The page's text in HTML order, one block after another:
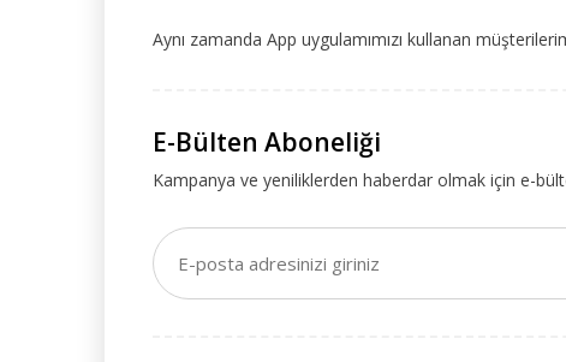
Aynı zamanda App uygulamımızı kullanan
E-Bülten Aboneliği
Kampanya ve yeniliklerden haberdar olmak için e-